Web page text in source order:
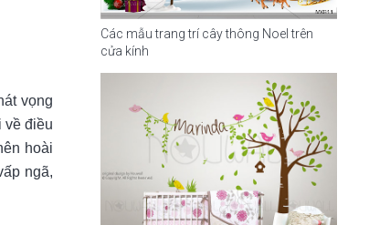
vọng
về điều
hoài
ngã,
Các mẫu trang trí cây thông Noel trên
cửa kính